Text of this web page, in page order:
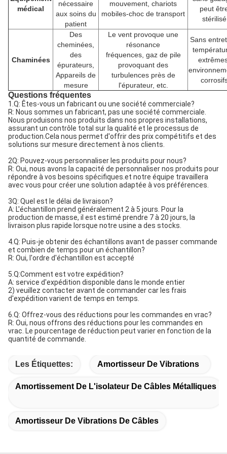
médical
nécessaire
aux soins du
patient
mouvement, chariots
mobiles-choc de transport
peut
stérilisé
Chaminées
Des
cheminées,
des
épurateurs,
Appareils de
mesure
Le vent provoque une
résonance
fréquences, gaz de pile
provoquant des
turbulences près de
l'épurateur, etc.
Sans
Questions fréquentes
1.Q: Êtes-vous un fabricant ou une société commerciale?
R: Nous sommes un fabricant, pas une société commerciale.
Nous produisons nos produits dans nos propres installations,
assurant un contrôle total sur la qualité et le processus de
production.Cela nous permet d'offrir des prix compétitifs et des
solutions sur mesure directement à nos clients.
2Q: Pouvez-vous personnaliser les produits pour nous?
R: Oui, nous avons la capacité de personnaliser nos produits pour
répondre à vos besoins spécifiques.et notre équipe travaillera
avec vous pour créer une solution adaptée à vos préférences.
3Q: Quel est le délai de livraison?
A: L'échantillon prend généralement 2 à 5 jours. Pour la
production de masse, il est estimé prendre 7 à 20 jours, la
livraison plus rapide lorsque notre usine a des stocks.
4.Q: Puis-je obtenir des échantillons avant de passer commande
et combien de temps pour un échantillon?
R: Oui, l'ordre d'échantillon est accepté
5.Q:Comment est votre expédition?
A: service d'expédition disponible dans le monde entier
2) veuillez contacter avant de commander car les frais
d'expédition varient de temps en temps.
6.Q: Offrez-vous des réductions pour les commandes en vrac?
R: Oui, nous offrons des réductions pour les commandes en
vrac. Le pourcentage de réduction peut varier en fonction de la
quantité de commande.
Les Étiquettes: Amortisseur De Vibrations
Amortissement De L'isolateur De Câbles Métalliques
Amortisseur De Vibrations De Câbles